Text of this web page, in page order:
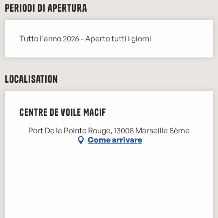
Periodi di apertura
Tutto l'anno 2026 - Aperto tutti i giorni
Localisation
Centre de voile MACIF
Port De la Pointe Rouge, 13008 Marseille 8ème
Come arrivare